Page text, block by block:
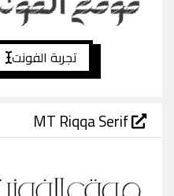
تجربة الفونت
MT Riqqa Serif